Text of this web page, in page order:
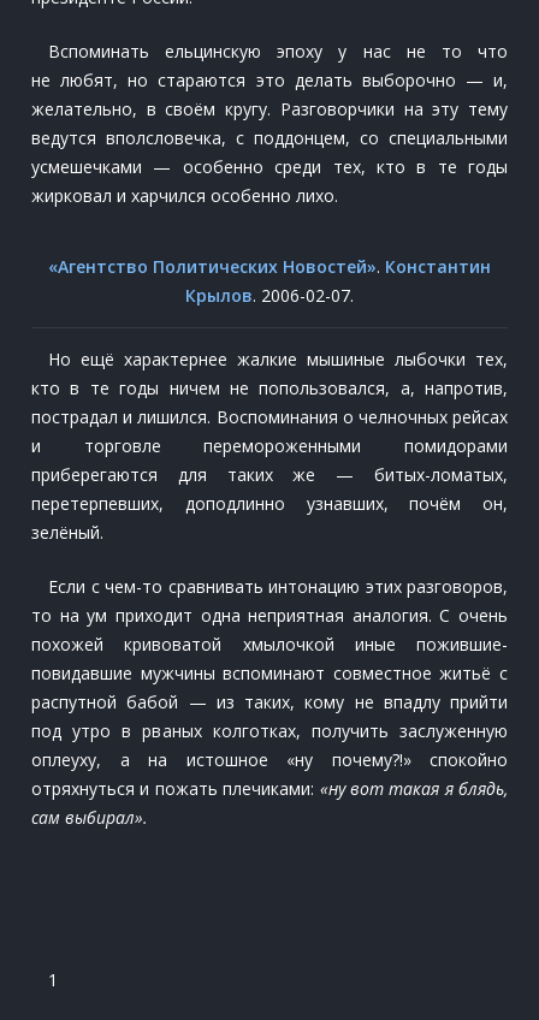
Вспоминать ельцинскую эпоху у нас не то что
не любят, но стараются это делать выборочно — и,
желательно, в своём кругу. Разговорчики на эту тему
ведутся вполсловечка, с поддонцем, со специальными
усмешечками — особенно среди тех, кто в те годы
жирковал и харчился особенно лихо.
«Агентство Политических Новостей». Константин
Крылов. 2006-02-07.
Но ещё характернее жалкие мышиные лыбочки тех,
кто в те годы ничем не попользовался, а, напротив,
пострадал и лишился. Воспоминания о челночных рейсах
и торговле перемороженными помидорами
приберегаются для таких же — битых-ломатых,
перетерпевших, доподлинно узнавших, почём он,
зелёный.
Если с чем-то сравнивать интонацию этих разговоров,
то на ум приходит одна неприятная аналогия. С очень
похожей кривоватой хмылочкой иные пожившие-
повидавшие мужчины вспоминают совместное житьё с
распутной бабой — из таких, кому не впадлу прийти
под утро в рваных колготках, получить заслуженную
оплеуху, а на истошное «ну почему?!» спокойно
отряхнуться и пожать плечиками: «ну вот такая я блядь,
сам выбирал».
1